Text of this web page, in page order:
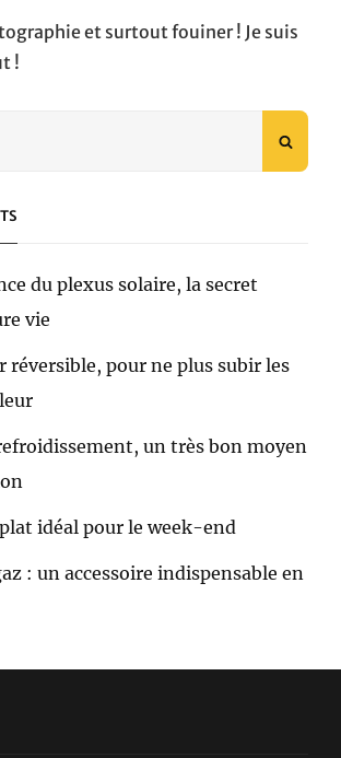
et surtout fouiner ! Je suis
!
du plexus solaire, la secret
vie
réversible, pour ne plus subir les
un très bon moyen
idéal pour le week-end
: un accessoire indispensable en